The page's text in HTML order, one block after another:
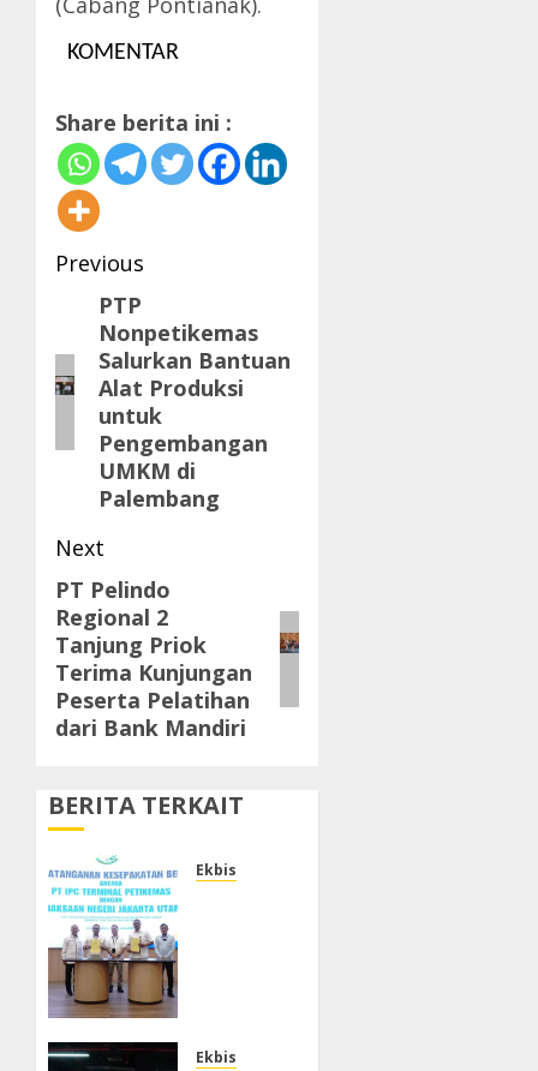
KOMENTAR
Share berita ini :
Post
navigation
Previous
Previous
post:
PTP
Nonpetikemas
Salurkan Bantuan
Alat Produksi
untuk
Pengembangan
UMKM di
Palembang
Next
Next
post:
PT Pelindo
Regional 2
Tanjung Priok
Terima Kunjungan
Peserta Pelatihan
dari Bank Mandiri
BERITA TERKAIT
Ekbis
Sinergi
Ekbis